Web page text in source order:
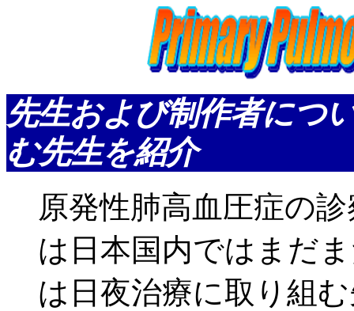
先生および制作者につ
む先生を紹介
原発性肺高血圧症の
は日本国内ではまだ
は日夜治療に取り組